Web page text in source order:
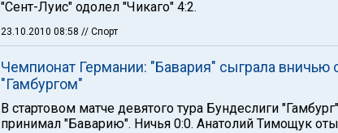
"Сент-Луис" одолел "Чикаго" 4:2.
23.10.2010 08:58 // Спорт
Чемпионат Германии: "Бавария" сыграла вничью
"Гамбургом"
В стартовом матче девятого тура Бундеслиги "Гамбург"
принимал "Баварию". Ничья 0:0. Анатолий Тимощук